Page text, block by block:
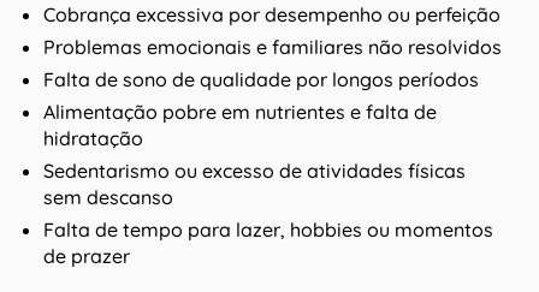
Cobrança excessiva por desempenho ou perfeição
Problemas emocionais e familiares não resolvidos
Falta de sono de qualidade por longos períodos
Alimentação pobre em nutrientes e falta de
hidratação
Sedentarismo ou excesso de atividades físicas
sem descanso
Falta de tempo para lazer, hobbies ou momentos
de prazer